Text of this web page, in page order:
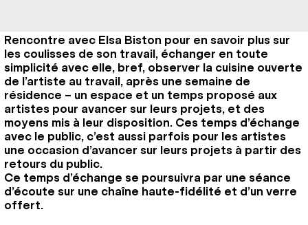
Rencontre avec Elsa Biston pour en savoir plus sur
les coulisses de son travail, échanger en toute
simplicité avec elle, bref, observer la cuisine ouverte
de l’artiste au travail, après une semaine de
résidence – un espace et un temps proposé aux
artistes pour avancer sur leurs projets, et des
moyens mis à leur disposition. Ces temps d’échange
avec le public, c’est aussi parfois pour les artistes
une occasion d’avancer sur leurs projets à partir des
retours du public.
Ce temps d’échange se poursuivra par une séance
d’écoute sur une chaîne haute-fidélité et d’un verre
offert.